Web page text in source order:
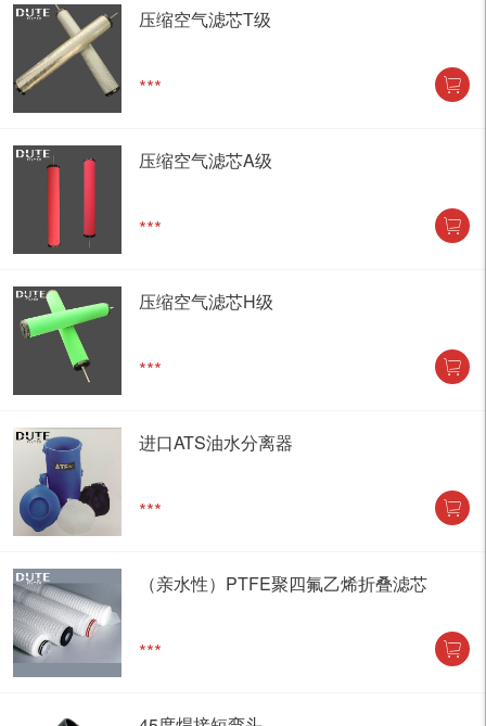
压缩空气滤芯T级
***
压缩空气滤芯A级
***
压缩空气滤芯H级
***
进口ATS油水分离器
***
（亲水性）PTFE聚四氟乙烯折叠滤芯
***